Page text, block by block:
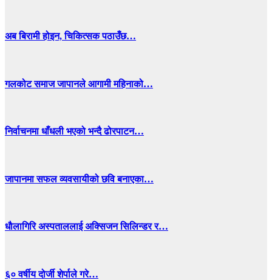
अब बिरामी होइन, चिकित्सक पठाउँछ…
गलकोट समाज जापानले आगामी महिनाको…
निर्वाचनमा धाँधली भएको भन्दै ढोरपाटन…
जापानमा सफल व्यवसायीको छवि बनाएका…
धाैलागिरि अस्पताललाई अक्सिजन सिलिन्डर र…
६० वर्षीय दोर्जी शेर्पाले गरे…